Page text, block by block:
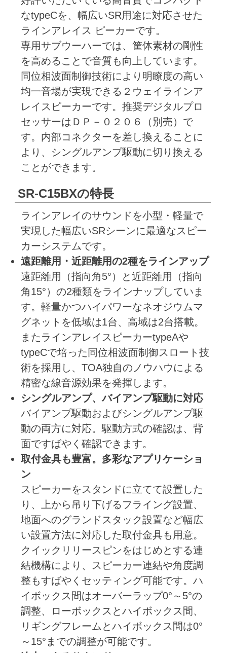
なtypeCを、幅広いSR用途に対応させた
ラインアレイス ピーカーです。
専用サブウーハーでは、筐体素材の剛性
を高めることで音質も向上しています。
同位相波面制御技術により明瞭度の高い
均一音場が実現できる２ウェイラインア
レイスピーカーです。推奨デジタルプロ
セッサーはＤＰ－０２０６（別売）で
す。内部コネクターを差し換えることに
より、シングルアンプ駆動に切り換える
ことができます。
SR-C15BXの特長
ラインアレイのサウンドを小型・軽量で
実現した幅広いSRシーンに最適なスピー
カーシステムです。
遠距離用・近距離用の2種をラインアップ
遠距離用（指向角5°）と近距離用（指向
角15°）の2種類をラインナップしていま
す。軽量かつハイパワーなネオジウムマ
グネットを低域は1台、高域は2台搭載。
またラインアレイスピーカーtypeAや
typeCで培った同位相波面制御スロート技
術を採用し、TOA独自のノウハウによる
精密な線音源効果を発揮します。
シングルアンプ、バイアンプ駆動に対応
バイアンプ駆動およびシングルアンプ駆
動の両方に対応。駆動方式の確認は、背
面ですばやく確認できます。
取付金具も豊富。多彩なアプリケーショ
ン
スピーカーをスタンドに立てて設置した
り、上から吊り下げるフライング設置、
地面へのグランドスタック設置など幅広
い設置方法に対応した取付金具も用意。
クイックリリースピンをはじめとする連
結機構により、スピーカー連結や角度調
整もすばやくセッティング可能です。ハ
イボックス間はオーバーラップ0°～5°の
調整、ローボックスとハイボックス間、
リギングフレームとハイボックス間は0°
～15°までの調整が可能です。